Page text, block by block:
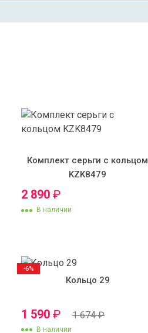
Комплект серьги с кольцом
KZK8479
2 890 ₽
В наличии
Кольцо 29
1 590 ₽ 1 674₽
В наличии
-6%